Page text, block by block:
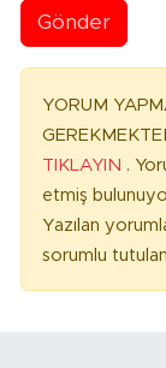
Gönder
YORUM
TIKLAYIN .
etmiş
Yazılan
sorumlu